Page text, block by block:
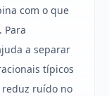
com o que
Para
a separar
típicos
reduz ruído no